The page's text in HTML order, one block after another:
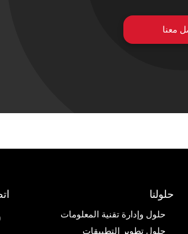
معنا
حلولنا
حلول وإدارة تقنية المعلومات
حلول تطوير التطبيقات